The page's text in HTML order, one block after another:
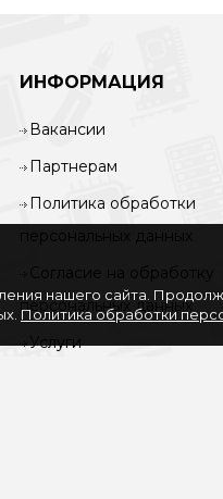
ИНФОРМАЦИЯ
Вакансии
Партнерам
Политика обработки
персональных данных
Согласие на обработку
персональных данных
Услуги
нашего сайта.
Политика обработки